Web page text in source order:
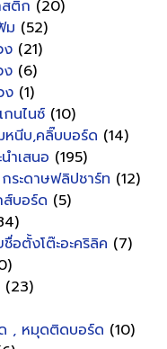
ติก (20)
ม (52)
ง (21)
ง (6)
ง (1)
นไนซ์ (10)
หนีบ,คลิ๊บบอร์ด (14)
ำเสนอ (195)
ระดาษฟลิปชาร์ท (12)
ส์บอร์ด (5)
อตั้งโต๊ะอะคริลิค (7)
(23)
, หมุดติดบอร์ด (10)